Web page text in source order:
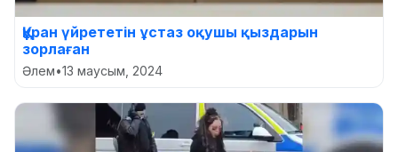
Құран үйрететін ұстаз оқушы қыздарын
зорлаған
Әлем•13 маусым, 2024